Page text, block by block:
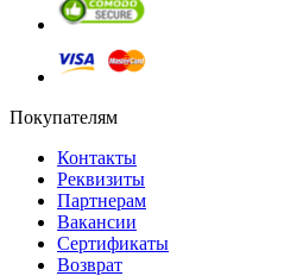
Покупателям
Контакты
Реквизиты
Партнерам
Вакансии
Сертификаты
Возврат